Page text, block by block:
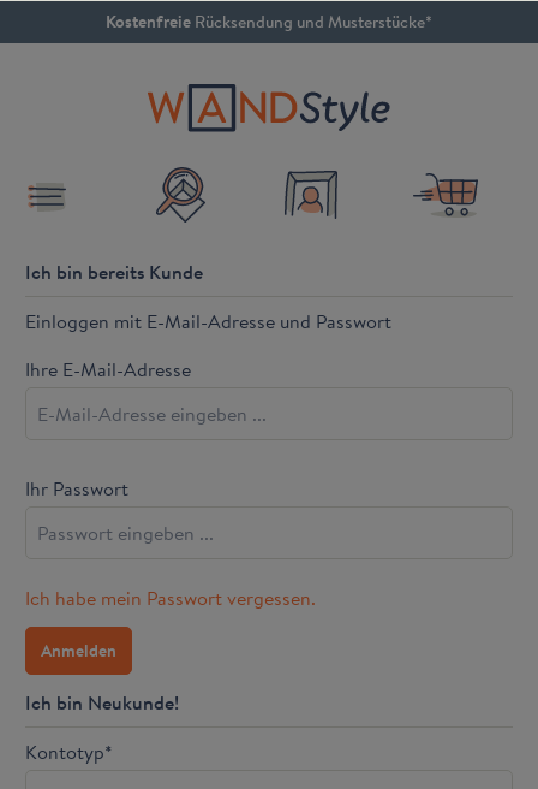
springenKostenfreie Rücksendung und Musterstücke*
Ich bin bereits Kunde
Einloggen mit E-Mail-Adresse und Passwort
Ihre E-Mail-Adresse
Ihr Passwort
Ich habe mein Passwort vergessen.
Anmelden
Ich bin Neukunde!
Kontotyp*